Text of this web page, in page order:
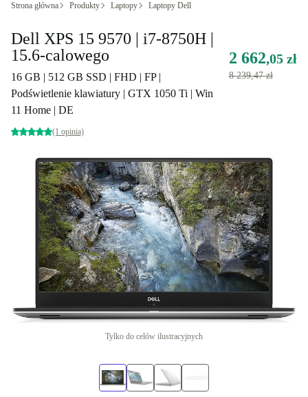
Strona główna Produkty Laptopy Laptopy Dell
Dell XPS 15 9570 | i7-8750H |
15.6-calowego
16 GB | 512 GB SSD | FHD | FP |
Podświetlenie klawiatury | GTX 1050 Ti | Win
11 Home | DE
(1 opinia)
2 662,05 zł
8 239,47 zł
Tylko do celów ilustracyjnych